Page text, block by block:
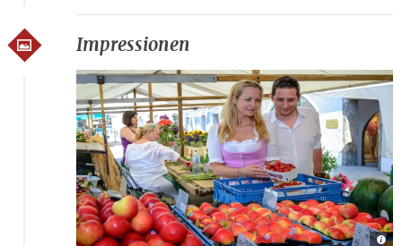
Impressionen